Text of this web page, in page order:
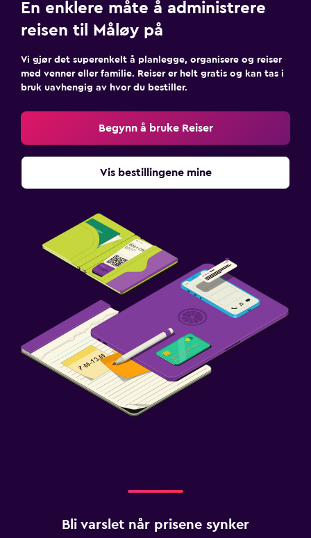
En enklere måte å administrere
reisen til Måløy på
Vi gjør det superenkelt å planlegge, organisere og reiser
med venner eller familie. Reiser er helt gratis og kan tas i
bruk uavhengig av hvor du bestiller.
Begynn å bruke Reiser
Vis bestillingene mine
Bli varslet når prisene synker